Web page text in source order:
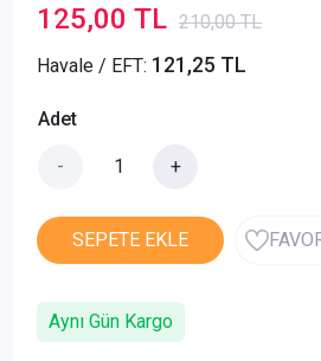
125,00 TL 210,00 TL
Havale / EFT: 121,25 TL
Adet
- +
SEPETE EKLE
Aynı Gün Kargo